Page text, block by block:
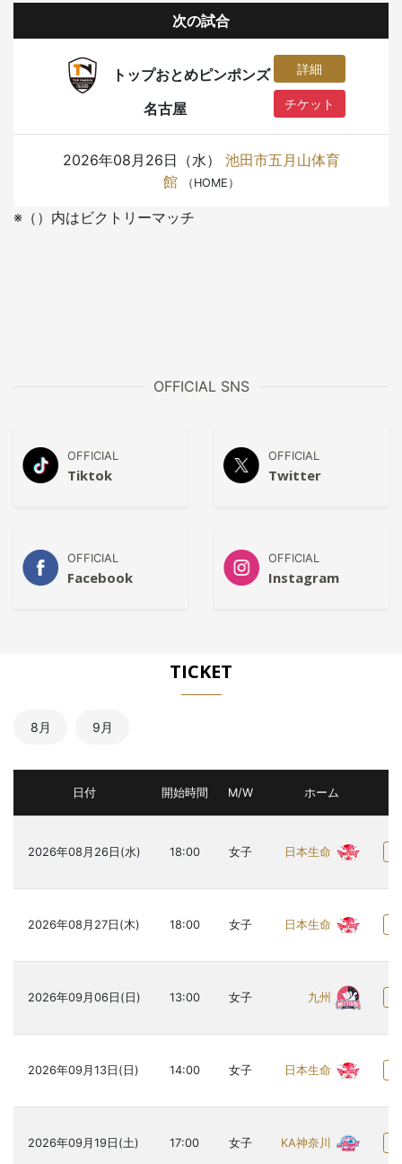
次の試合
トップおとめピンポンズ
名古屋
詳細
チケット
2026年08月26日（水）
池田市五月山体育
館
（HOME）
※（）内はビクトリーマッチ
OFFICIAL SNS
OFFICIAL
Tiktok
OFFICIAL
Twitter
OFFICIAL
Facebook
OFFICIAL
Instagram
TICKET
8月 9月
日付 開始時間 M/W ホーム
2026年08月26日(水) 18:00 女子 日本生命
2026年08月27日(木) 18:00 女子 日本生命
2026年09月06日(日) 13:00 女子 九州
2026年09月13日(日) 14:00 女子 日本生命
2026年09月19日(土) 17:00 女子 KA神奈川